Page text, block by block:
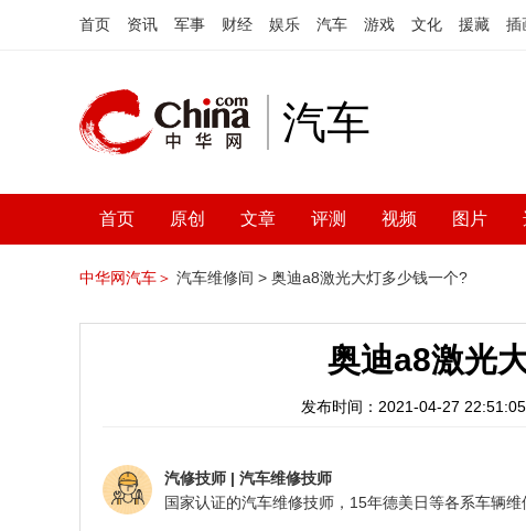
首页 资讯 军事 财经 娱乐 汽车 游戏 文化 援藏 插
汽车
首页 原创 文章 评测 视频 图片
中华网汽车＞ 汽车维修间 > 奥迪a8激光大灯多少钱一个?
奥迪a8激光
发布时间：2021-04-27 22:51:05
汽修技师 | 汽车维修技师